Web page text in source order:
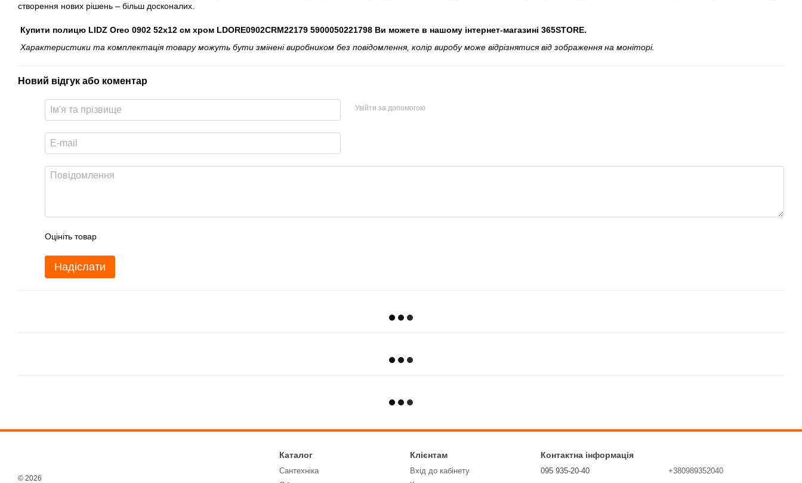
створення нових рішень – більш досконалих.
Купити полицю LIDZ Oreo 0902 52х12 см хром LDORE0902CRM22179 5900050221798 Ви можете в нашому інтернет-магазині 365STORE.
Характеристики та комплектація товару можуть бути змінені виробником без повідомлення, колір виробу може відрізнятися від зображення на моніторі.
Новий відгук або коментар
Увійти за допомогою
Оцініть товар
Надіслати
© 2026
Каталог
Сантехніка
Клієнтам
Вхід до кабінету
Контактна інформація
095 935-20-40
+380989352040